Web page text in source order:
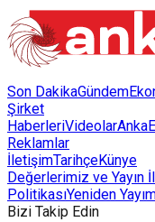
Son DakikaGündem
Şirket
HaberleriVideolar
Reklamlar
İletişimTarihçeKünye
Değerlerimiz ve Yayın
PolitikasıYeniden
Bizi Takip Edin